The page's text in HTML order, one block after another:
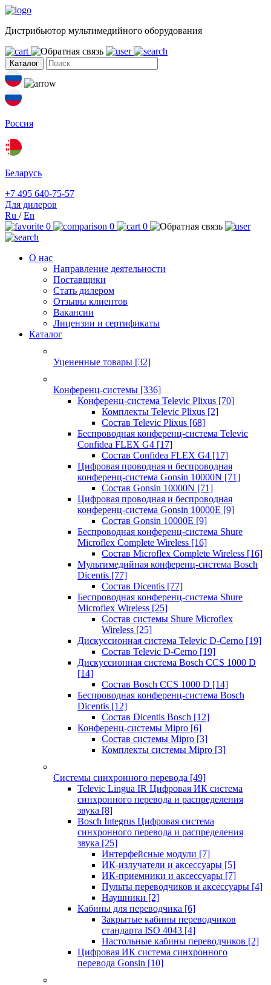
Дистрибьютор мультимедийного оборудования
Каталог
Россия
Беларусь
+7 495 640-75-57
Для дилеров
Ru /En
0
0 0
О нас
Направление деятельности
Поставщики
Стать дилером
Отзывы клиентов
Вакансии
Лицензии и сертификаты
Каталог
Уцененные товары [32]
Конференц-системы [336]
Конференц-система Televic Plixus [70]
Комплекты Televic Plixus [2]
Состав Televic Plixus [68]
Беспроводная конференц-система Televic
Confidea FLEX G4 [17]
Состав Confidea FLEX G4 [17]
Цифровая проводная и беспроводная
конференц-система Gonsin 10000N [71]
Состав Gonsin 10000N [71]
Цифровая проводная и беспроводная
конференц-система Gonsin 10000E [9]
Состав Gonsin 10000E [9]
Беспроводная конференц-система Shure
Microflex Complete Wireless [16]
Состав Microflex Complete Wireless [16]
Мультимедийная конференц-система Bosch
Dicentis [77]
Состав Dicentis [77]
Беспроводная конференц-система Shure
Microflex Wireless [25]
Состав системы Shure Microflex
Wireless [25]
Дискуссионная система Televic D-Cerno [19]
Состав Televic D-Cerno [19]
Дискуссионная система Bosch CCS 1000 D
[14]
Состав Bosch CCS 1000 D [14]
Беспроводная конференц-система Bosch
Dicentis [12]
Состав Dicentis Bosch [12]
Конференц-системы Mipro [6]
Состав системы Mipro [3]
Комплекты системы Mipro [3]
Системы синхронного перевода [49]
Televic Lingua IR Цифровая ИК система
синхронного перевода и распределения
звука [8]
Bosch Integrus Цифровая система
синхронного перевода и распределения
звука [25]
Интерфейсные модули [7]
ИК-излучатели и аксессуары [5]
ИК-приемники и аксессуары [7]
Пульты переводчиков и аксессуары [4]
Наушники [2]
Кабины для переводчика [6]
Закрытые кабины переводчиков
стандарта ISO 4043 [4]
Настольные кабины переводчиков [2]
Цифровая ИК система синхронного
перевода Gonsin [10]